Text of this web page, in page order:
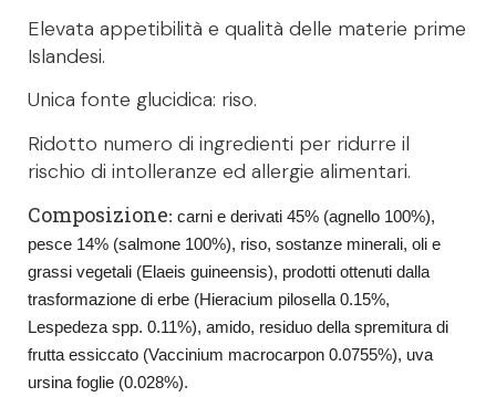
Elevata appetibilità e qualità delle materie prime
Islandesi.
Unica fonte glucidica: riso.
Ridotto numero di ingredienti per ridurre il
rischio di intolleranze ed allergie alimentari.
Composizione: carni e derivati 45% (agnello 100%),
pesce 14% (salmone 100%), riso, sostanze minerali, oli e
grassi vegetali (Elaeis guineensis), prodotti ottenuti dalla
trasformazione di erbe (Hieracium pilosella 0.15%,
Lespedeza spp. 0.11%), amido, residuo della spremitura di
frutta essiccato (Vaccinium macrocarpon 0.0755%), uva
ursina foglie (0.028%).